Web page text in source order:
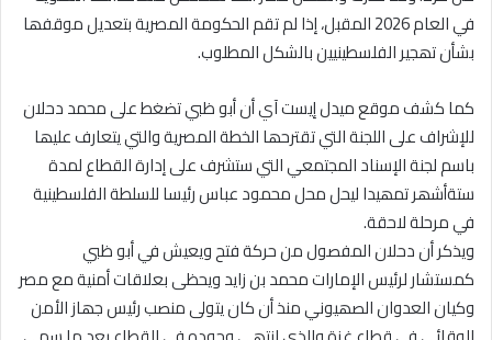
في العام 2026 المقبل، إذا لم تقم الحكومة المصریة بتعدیل موقفھا
بشأن تھجیر الفلسطینیین بالشكل المطلوب.
كما كشف موقع میدل إیست آي أن أبو ظبي تضغط على محمد دحلان
للإشراف على اللجنة التي تقترحھا الخطة المصریة والتي یتعارف علیھا
باسم لجنة الإسناد المجتمعي التي ستشرف على إدارة القطاع لمدة
ستةأشھر تمھیدا لیحل محل محمود عباس رئیسا للسلطة الفلسطینیة
في مرحلة لاحقة.
ویذكر أن دحلان المفصول من حركة فتح ویعیش في أبو ظبي
كمستشار لرئیس الإمارات محمد بن زاید ویحظى بعلاقات أمنیة مع مصر
وكیان العدوان الصھیوني منذ أن كان یتولى منصب رئیس جھاز الأمن